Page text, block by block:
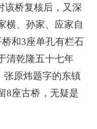
桥复核后，又深
横、孙家、应家自
和3座单孔有栏石
清乾隆五十七年
张原炜题字的东镇
8座古桥，无疑是